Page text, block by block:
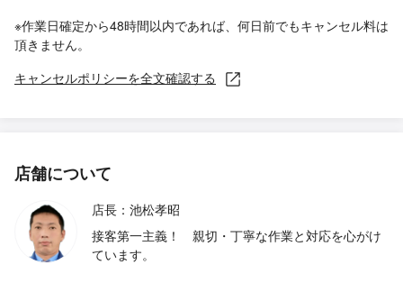
※作業日確定から48時間以内であれば、何日前でもキャンセル料は
頂きません。
キャンセルポリシーを全文確認する
店舗について
店長：池松孝昭
接客第一主義！ 親切・丁寧な作業と対応を心がけ
ています。